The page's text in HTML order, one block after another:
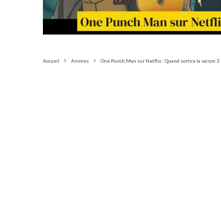
Accueil Animes One Punch Man sur Netflix : Quand sortira la saison 3